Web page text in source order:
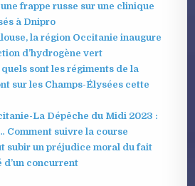
frappe russe sur une clinique
à Dnipro
la région Occitanie inaugure
d’hydrogène vert
sont les régiments de la
sur les Champs-Élysées cette
La Dépêche du Midi 2023 :
Comment suivre la course
subir un préjudice moral du fait
concurrent